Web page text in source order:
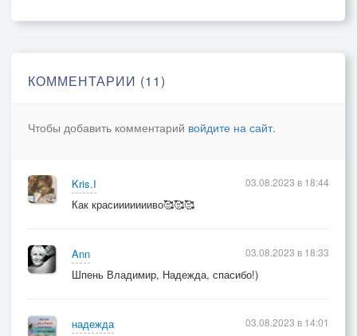
КОММЕНТАРИИ (11)
Чтобы добавить комментарий войдите на сайт.
Kris.I
Как красиииииииво🥰🥰🥰
03.08.2023 в 18:44
Ann
Шпень Владимир, Надежда, спасибо!)
03.08.2023 в 18:33
надежда
03.08.2023 в 14:01